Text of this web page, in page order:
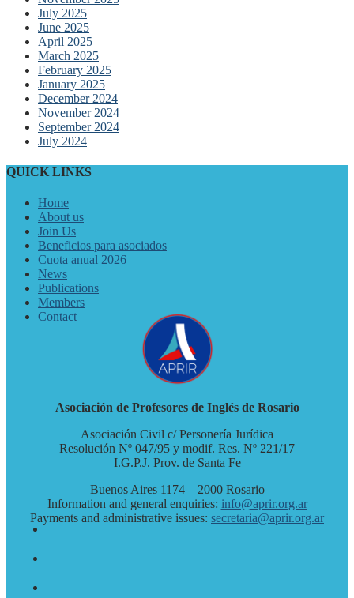
July 2025
June 2025
April 2025
March 2025
February 2025
January 2025
December 2024
November 2024
September 2024
July 2024
QUICK LINKS
Home
About us
Join Us
Beneficios para asociados
Cuota anual 2026
News
Publications
Members
Contact
Asociación de Profesores de Inglés de Rosario
Asociación Civil c/ Personería Jurídica
Resolución Nº 047/95 y modif. Res. Nº 221/17
I.G.P.J. Prov. de Santa Fe
Buenos Aires 1174 – 2000 Rosario
Information and general enquiries: info@aprir.org.ar
Payments and administrative issues: secretaria@aprir.org.ar